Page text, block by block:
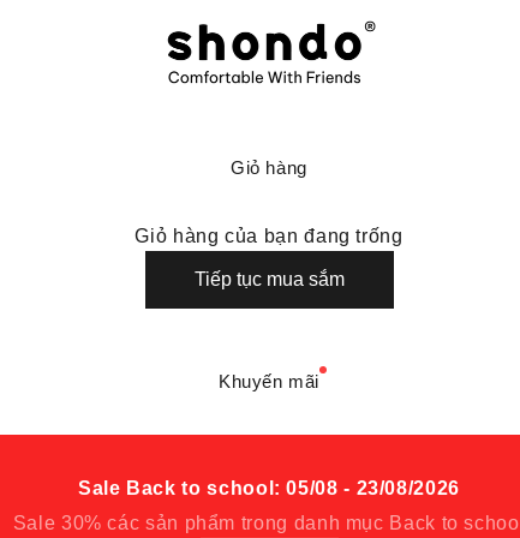
Giỏ hàng
Giỏ hàng của bạn đang trống
Tiếp tục mua sắm
Khuyến mãi
Sale Back to school: 05/08 - 23/08/2026
Sale 30% các sản phẩm trong danh mục Back to school